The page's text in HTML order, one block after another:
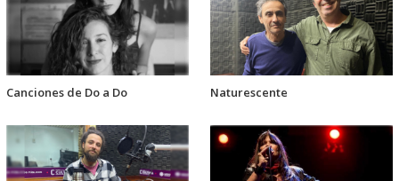
Canciones de Do a Do Naturescente